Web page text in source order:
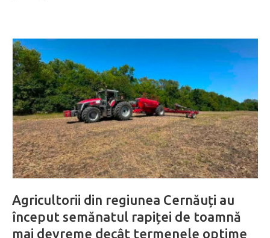
Agricultorii din regiunea Cernăuți au
început semănatul rapiței de toamnă
mai devreme decât termenele optime